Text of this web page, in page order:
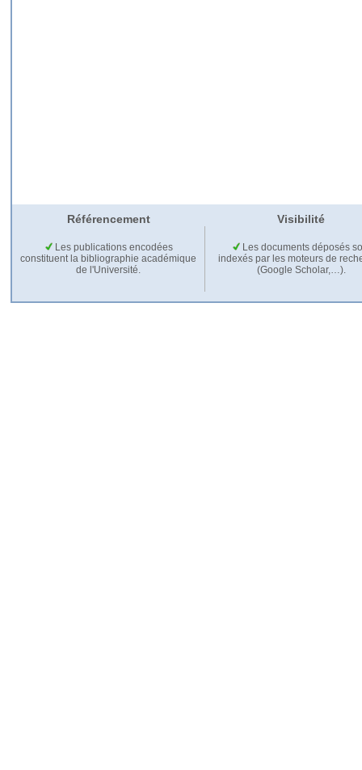
Référencement Visibilité
Les publications encodées
constituent la bibliographie académique
de l'Université.
Les documents déposés
indexés par les moteurs de
(Google Scholar,…).